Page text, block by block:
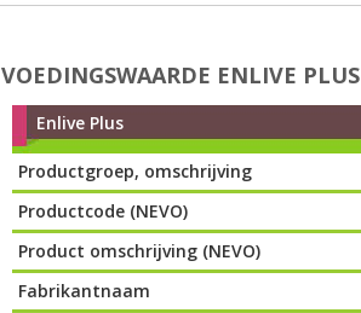
VOEDINGSWAARDE ENLIVE PLUS
Enlive Plus
Productgroep, omschrijving
Productcode (NEVO)
Product omschrijving (NEVO)
Fabrikantnaam